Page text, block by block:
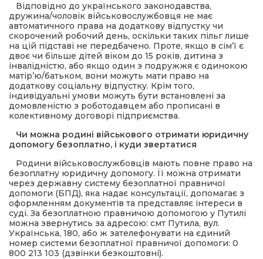
Відповідно до українського законодавства,
дружина/чоловік військовослужбовця не має
автоматичного права на додаткову відпустку чи
скорочений робочий день, оскільки таких пільг лише
на цій підставі не передбачено. Проте, якщо в сім’ї є
двоє чи більше дітей віком до 15 років, дитина з
інвалідністю, або якщо один з подружжя є одинокою
матір’ю/батьком, вони можуть мати право на
додаткову соціальну відпустку. Крім того,
індивідуальні умови можуть бути встановлені за
домовленістю з роботодавцем або прописані в
колективному договорі підприємства.
Чи можна родині військового отримати юридичну
допомогу безоплатно, і куди звертатися
Родини військовослужбовців мають повне право на
безоплатну юридичну допомогу. Її можна отримати
через державну систему безоплатної правничої
допомоги (БПД), яка надає консультації, допомагає з
оформленням документів та представляє інтереси в
суді. За безоплатною правничою допомогою у Путилі
можна звернутись за адресою: смт Путила, вул.
Українська, 180, або ж зателефонувати на єдиний
номер системи безоплатної правничої допомоги: 0
800 213 103 (дзвінки безкоштовні).